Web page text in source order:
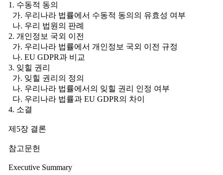
1. 수동적 동의
가. 우리나라 법률에서 수동적 동의의 유효성 여부
나. 우리 법원의 판례
2. 개인정보 국외 이전
가. 우리나라 법률에서 개인정보 국외 이전 규정
나. EU GDPR과 비교
3. 잊힐 권리
가. 잊힐 권리의 정의
나. 우리나라 법률에서의 잊힐 권리 인정 여부
다. 우리나라 법률과 EU GDPR의 차이
4. 소결
제5장 결론
참고문헌
Executive Summary